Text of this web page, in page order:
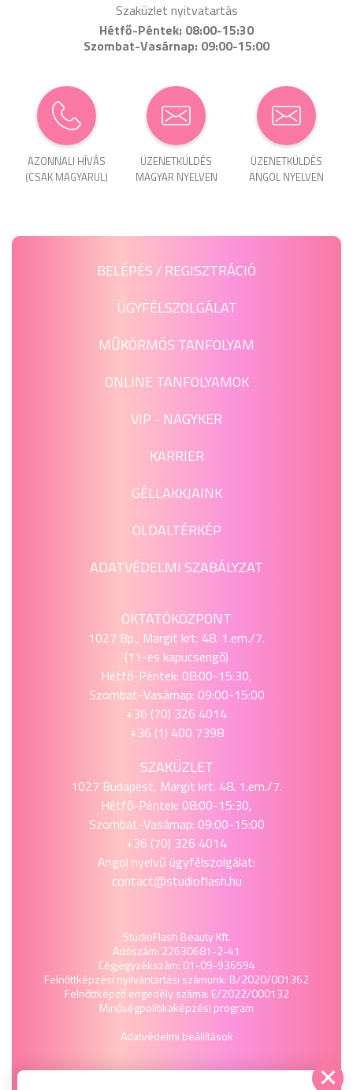
Szaküzlet nyitvatartás
Hétfő-Péntek: 08:00-15:30
Szombat-Vasárnap: 09:00-15:00
AZONNALI HÍVÁS
(CSAK MAGYARUL)
ÜZENET­KÜLDÉS
MAGYAR NYELVEN
ÜZENET­KÜLDÉS
ANGOL NYELVEN
BELÉPÉS / REGISZTRÁCIÓ
ÜGYFÉLSZOLGÁLAT
MŰKÖRMÖS TANFOLYAM
ONLINE TANFOLYAMOK
VIP - NAGYKER
KARRIER
GÉLLAKKJAINK
OLDALTÉRKÉP
ADATVÉDELMI SZABÁLYZAT
OKTATÓKÖZPONT
1027 Bp., Margit krt. 48. 1.em./7.
(11-es kapucsengő)
Hétfő-Péntek: 08:00-15:30,
Szombat-Vasárnap: 09:00-15:00
+36 (70) 326 4014
+36 (1) 400 7398
SZAKÜZLET
1027 Budapest, Margit krt. 48. 1.em./7.
Hétfő-Péntek: 08:00-15:30,
Szombat-Vasárnap: 09:00-15:00
+36 (70) 326 4014
Angol nyelvű ügyfélszolgálat:
contact@studioflash.hu
StudioFlash Beauty Kft.
Adószám: 22630681-2-41
Cégjegyzékszám: 01-09-936594
Felnőttképzési nyilvántartási számunk: B/2020/001362
Felnőttképző engedély száma: E/2022/000132
Minőségpolitikaképzési program
Adatvédelmi beállítások